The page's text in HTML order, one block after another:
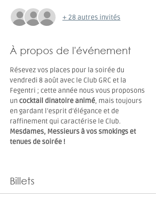
+ 28 autres invités
À propos de l'événement
Résevez vos places pour la soirée du
vendredi 8 août avec le Club GRC et la
Fegentri ; cette année nous vous proposons
un cocktail dinatoire animé, mais toujours
en gardant l’esprit d’élégance et de
raffinement qui caractérise le Club.
Mesdames, Messieurs à vos smokings et
tenues de soirée !
Billets